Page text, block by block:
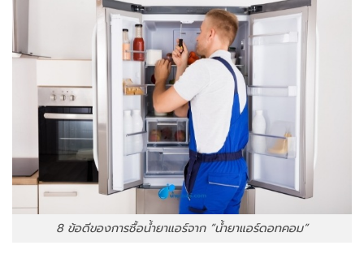
8 ข้อดีของการซื้อน้ำยาแอร์จาก “น้ำยาแอร์ดอทคอม”